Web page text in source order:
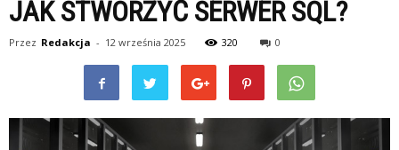
JAK STWORZYĆ SERWER SQL?
Przez Redakcja - 12 września 2025 320 0